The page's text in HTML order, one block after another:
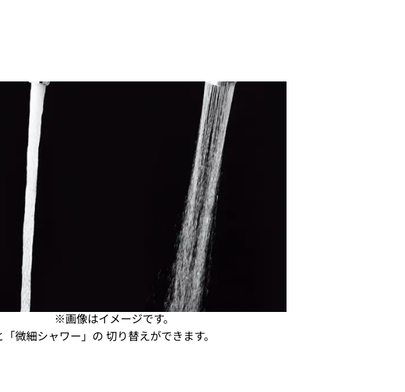
※画像はイメージです。
微細シャワー」の 切り替えができます。